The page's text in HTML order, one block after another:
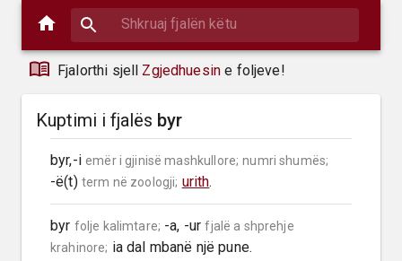
Fjalorthi sjell Zgjedhuesin e foljeve!
Kuptimi i fjalës byr
byr,-i emër i gjinisë mashkullore; numri shumës;
-ë(t) term në zoologji; urith.
byr folje kalimtare; -a, -ur fjalë a shprehje
krahinore; ia dal mbanë një pune.